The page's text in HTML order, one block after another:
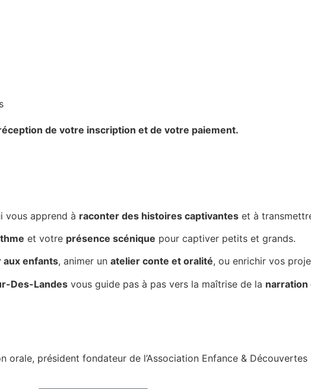
de votre inscription et de votre paiement.
vous apprend à raconter des histoires captivantes et à
et votre présence scénique pour captiver petits et grands.
aux enfants, animer un atelier conte et oralité, ou enrichir vos
Des-Landes vous guide pas à pas vers la maîtrise de la narration
orale, président fondateur de l’Association Enfance & Découvertes